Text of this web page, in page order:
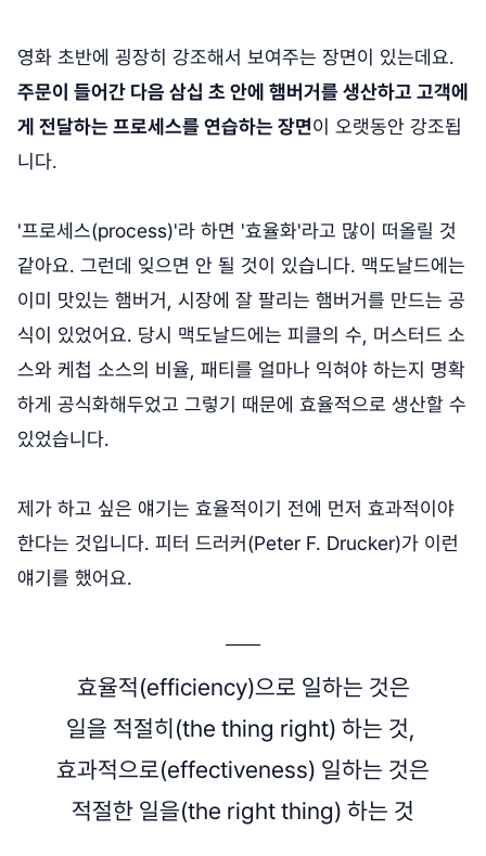
영화 초반에 굉장히 강조해서 보여주는 장면이 있는데요.
주문이 들어간 다음 삼십 초 안에 햄버거를 생산하고 고객에
게 전달하는 프로세스를 연습하는 장면이 오랫동안 강조됩
니다.
'프로세스(process)'라 하면 '효율화'라고 많이 떠올릴 것
같아요. 그런데 잊으면 안 될 것이 있습니다. 맥도날드에는
이미 맛있는 햄버거, 시장에 잘 팔리는 햄버거를 만드는 공
식이 있었어요. 당시 맥도날드에는 피클의 수, 머스터드 소
스와 케첩 소스의 비율, 패티를 얼마나 익혀야 하는지 명확
하게 공식화해두었고 그렇기 때문에 효율적으로 생산할 수
있었습니다.
제가 하고 싶은 얘기는 효율적이기 전에 먼저 효과적이야
한다는 것입니다. 피터 드러커(Peter F. Drucker)가 이런
얘기를 했어요.
효율적(efficiency)으로 일하는 것은
일을 적절히(the thing right) 하는 것,
효과적으로(effectiveness) 일하는 것은
적절한 일을(the right thing) 하는 것